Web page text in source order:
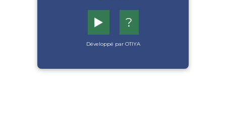
▶️ ?
Développé par OTIYA